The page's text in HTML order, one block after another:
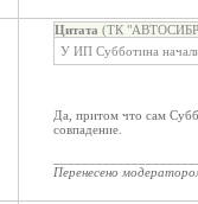
Цитата (ТК
У ИП Субботина
Да, притом что сам
совпадение.
Перенесено